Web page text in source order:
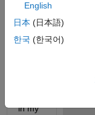
like to
add
value
in my
English
日本 (日本語)
한국 (한국어)